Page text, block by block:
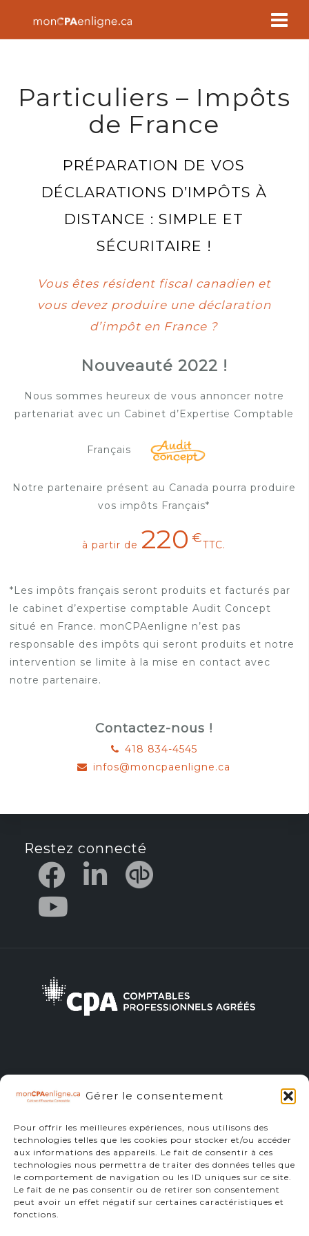
Gérer le consentement
Pour offrir les meilleures expériences, nous utilisons des
technologies telles que les cookies pour stocker et/ou accéder
aux informations des appareils. Le fait de consentir à ces
technologies nous permettra de traiter des données telles que
le comportement de navigation ou les ID uniques sur ce site.
Le fait de ne pas consentir ou de retirer son consentement
peut avoir un effet négatif sur certaines caractéristiques et
fonctions.
Particuliers – Impôts
de France
PRÉPARATION DE VOS
DÉCLARATIONS D’IMPÔTS À
DISTANCE : SIMPLE ET
SÉCURITAIRE !
Vous êtes résident fiscal canadien et
vous devez produire une déclaration
d’impôt en France ?
Nouveauté 2022 !
Nous sommes heureux de vous annoncer notre
partenariat avec un Cabinet d’Expertise Comptable
Français
Notre partenaire présent au Canada pourra produire
vos impôts Français*
à partir de 220€TTC.
*Les impôts français seront produits et facturés par
le cabinet d’expertise comptable Audit Concept
situé en France. monCPAenligne n’est pas
responsable des impôts qui seront produits et notre
intervention se limite à la mise en contact avec
notre partenaire.
Contactez-nous !
418 834-4545
infos@moncpaenligne.ca
Restez connecté
418 834-4545